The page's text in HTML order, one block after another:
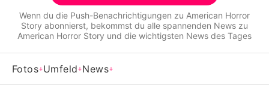
App runterladen
Team
Impressum
Wenn du die Push-Benachrichtigungen zu American Horror
Story abonnierst, bekommst du alle spannenden News zu
American Horror Story und die wichtigsten News des Tages
Fotos Umfeld News